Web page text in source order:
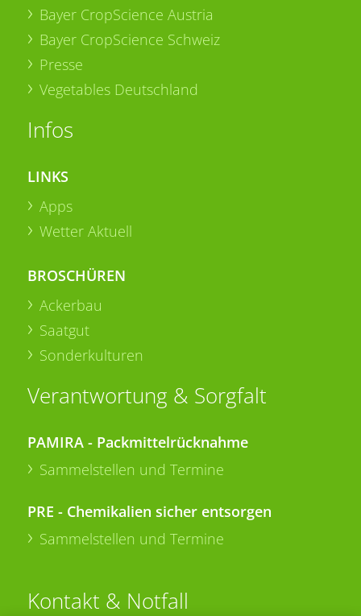
Bayer CropScience Austria
Bayer CropScience Schweiz
Presse
Vegetables Deutschland
Infos
LINKS
Apps
Wetter Aktuell
BROSCHÜREN
Ackerbau
Saatgut
Sonderkulturen
Verantwortung & Sorgfalt
PAMIRA - Packmittelrücknahme
Sammelstellen und Termine
PRE - Chemikalien sicher entsorgen
Sammelstellen und Termine
Kontakt & Notfall